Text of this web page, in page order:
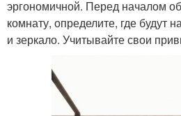
эргономичной. Перед началом
комнату, определите, где будут
и зеркало. Учитывайте свои